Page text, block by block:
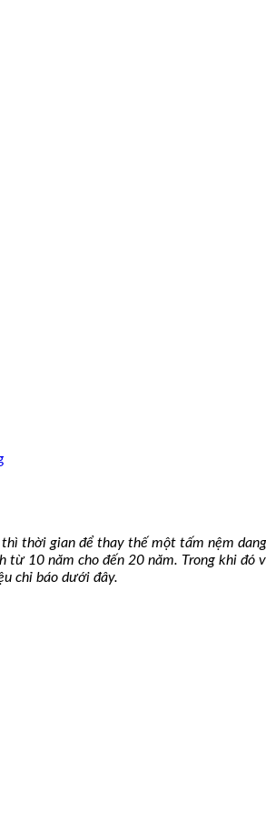
thời gian để thay thế một tấm nệm
từ 10 năm cho đến 20 năm. Trong khi đó
chỉ báo dưới đây.